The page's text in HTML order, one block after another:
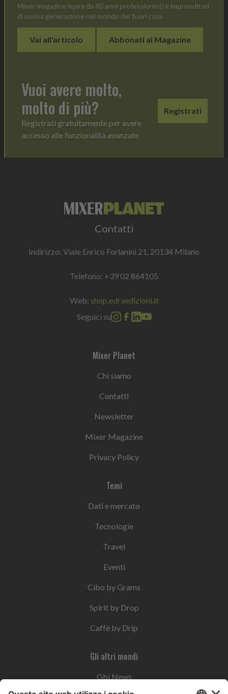
Mixer magazine ispira da 40 anni professionisti e imprenditori
di nuova generazione nel mondo del fuori casa
Vai all'articolo Abbonati al Magazine
Vuoi avere molto,
molto di più?
Registrati gratuitamente per avere
accesso alle funzionalità avanzate
Registrati
Contatti
Indirizzo: Viale Enrico Forlanini 21, 20134 Milano
Telefono: +39 02 864105
Web: shop.edraedizioni.it
Seguici su
Mixer Planet
Chi siamo
Contatti
Newsletter
Mixer Magazine
Privacy Policy
Temi
Dati e mercato
Tecnologie
Travel
Eventi
Cibo by Grams
Spirit by Drop
Caffè by Drip
Gli altri mondi
Gbi News